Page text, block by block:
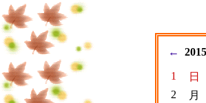
←
1 日
2
月